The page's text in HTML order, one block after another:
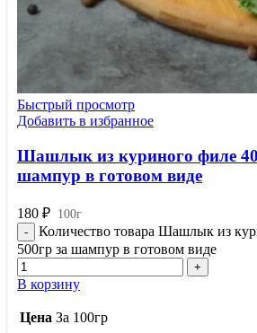
Быстрый просмотр
Добавить в избранное
Шашлык из куриного филе
шампур в готовом виде
180 ₽ 100г
Количество товара Шашлык из
500гр за шампур в готовом виде
В корзину
Цена За 100гр